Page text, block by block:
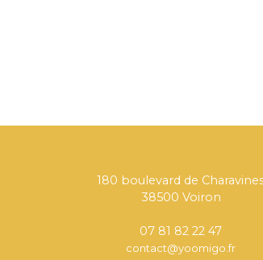
180 boulevard de
38500 Voiron
07 81 82 22 47
contact@yoomigo.fr